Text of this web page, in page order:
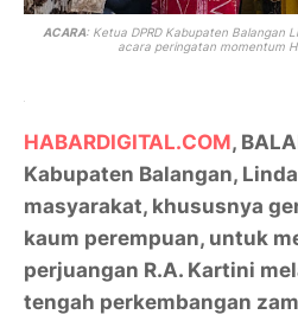
ACARA: Ketua DPRD Kabupaten Balangan
acara peringatan momentum
HABARDIGITAL.COM,
Kabupaten Balangan,
masyarakat, khususnya
kaum perempuan, untuk
perjuangan R.A. Kartini
tengah perkembangan